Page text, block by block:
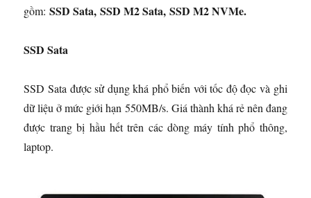
gồm:SSD Sata, SSD M2 Sata, SSD M2 NVMe.
SSD Sata
SSD Sata được sử dụng khá phổ biến với tốc độ đọc và ghi
dữ liệu ở mức giới hạn 550MB/s. Giá thành khá rẻ nên đang
được trang bị hầu hết trên các dòng máy tính phổ thông,
laptop.